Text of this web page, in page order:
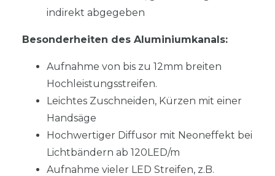
indirekt abgegeben
Besonderheiten des Aluminiumkanals:
Aufnahme von bis zu 12mm breiten
Hochleistungsstreifen.
Leichtes Zuschneiden, Kürzen mit einer
Handsäge
Hochwertiger Diffusor mit Neoneffekt bei
Lichtbändern ab 120LED/m
Aufnahme vieler LED Streifen, z.B.